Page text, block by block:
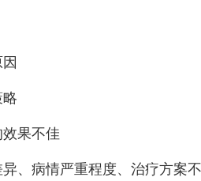
略
果不佳
、病情严重程度、治疗方案